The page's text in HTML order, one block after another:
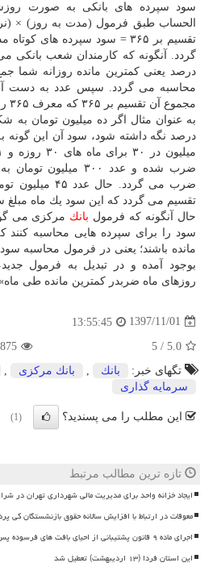
سود سپرده های بانكی به صورت
الحساب طبق فرمول (مدت به روز) ×
تقسیم بر ۳۶۵ = سود سپرده های
درصد یعنی كمترین مانده روزانه شما
مجموع آن تقسیم بر ۳۶۵ كه معرف ۳۶۵ روز سال است.
به عنوان مثال اگر ده میلیون تومان به
درصد نگه داشته شود، سود آن این
تقسیم می گردد كه این سود یك ماه
حال آنگونه كه فرمول بانك مركزی می
سود را برای سپرده هایی محاسبه كنند
مانده باشند؛ یعنی در فرمول محاسبه سود
بوجود آمده و در تبدیل به فرمول
روزهای ماه ضربدر كمترین مانده طی
1397/11/01
13:55:45
5.0
/
5
تگهای خبر:
بانك بانك مركزی
سرمایه گذاری
این مطلب را می پسندید؟ (1)
تازه ترین مطالب مرتبط
ایجاد خزانه واحد برای مدیریت مالی شهرداری تهران در
معوقات در ارتباط با افزایش سالانه حقوق بازنشستگان کی
اجرای ماده ۹ قانون پشتیبانی از احیای بافت های فرسوده پس از ۱۵ سال
این استان فردا (۱۳ اردیبهشت) تعطیل شد